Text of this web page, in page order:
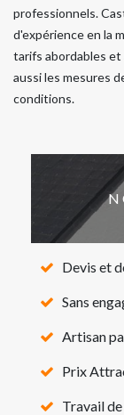
professionnels.
d'expérience en la
tarifs abordables et
aussi les mesures
conditions.
Devis et
Sans
Artisan
Prix
Travail